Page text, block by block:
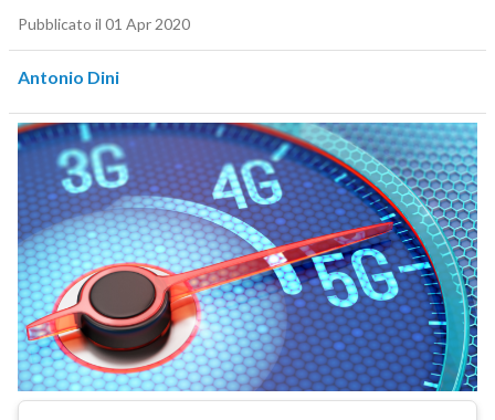
Pubblicato il 01 Apr 2020
Antonio Dini